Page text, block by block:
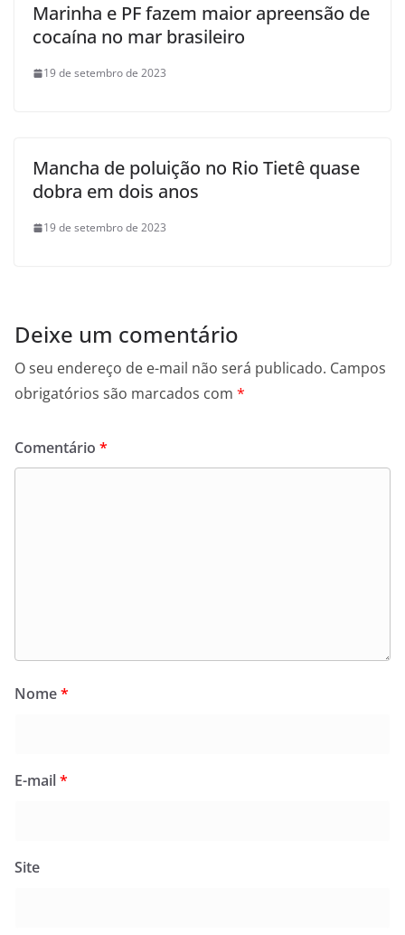
Marinha e PF fazem maior apreensão de
cocaína no mar brasileiro
19 de setembro de 2023
Mancha de poluição no Rio Tietê quase
dobra em dois anos
19 de setembro de 2023
Deixe um comentário
O seu endereço de e-mail não será publicado. Campos
obrigatórios são marcados com *
Comentário *
Nome*
E-mail*
Site